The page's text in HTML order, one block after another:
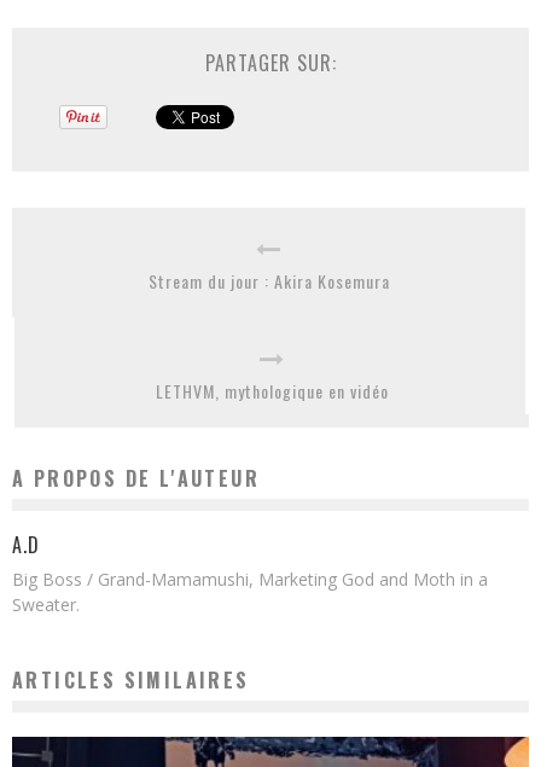
PARTAGER SUR:
Stream du jour : Akira Kosemura
LETHVM, mythologique en vidéo
A PROPOS DE L'AUTEUR
A.D
Big Boss / Grand-Mamamushi, Marketing God and Moth in a
Sweater.
ARTICLES SIMILAIRES